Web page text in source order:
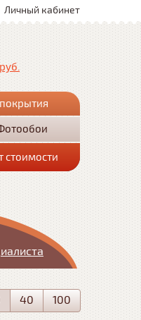
Личный кабинет
руб.
стоимости
40 100